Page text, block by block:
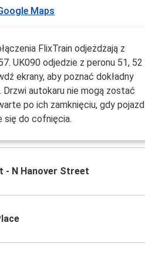
Maps
FlixTrain odjeżdżają z
UK090 odjedzie z peronu 51, 52
ekrany, aby poznać dokładny
Drzwi autokaru nie mogą zostać
po ich zamknięciu, gdy pojazd
się do cofnięcia.
- N Hanover Street